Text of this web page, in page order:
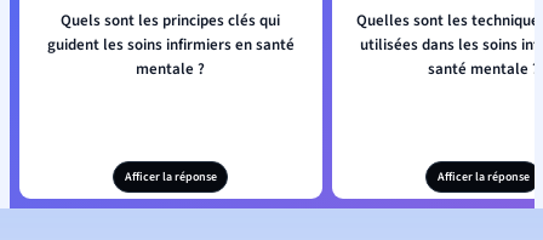
Quels sont les principes clés qui
guident les soins infirmiers en santé
mentale ?
Afficer la réponse
Quelles sont les
utilisées dans les soins
santé mentale ?
Afficer la réponse